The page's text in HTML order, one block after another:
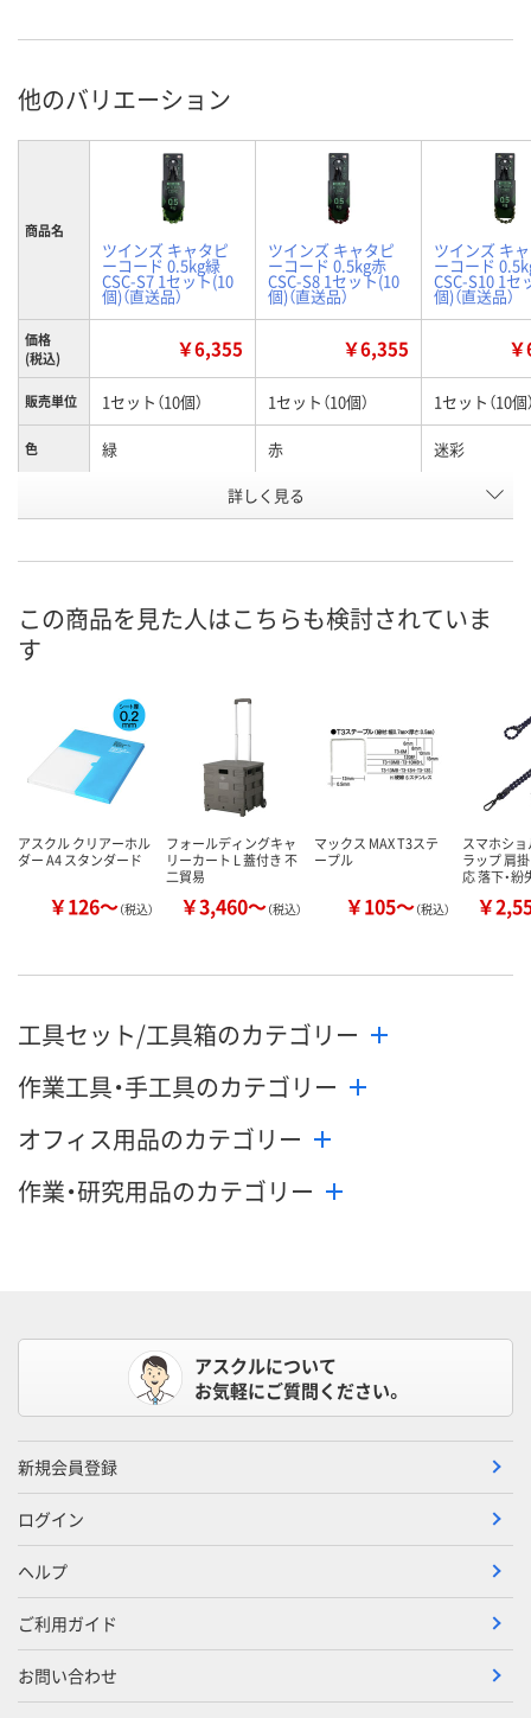
他のバリエーション
商品名
ツインズ キャタピ
ーコード 0.5kg緑
CSC-S7 1セット(10
個)（直送品）
ツインズ キャタピ
ーコード 0.5kg赤
CSC-S8 1セット(10
個)（直送品）
ツインズ キ
ーコード
CSC-S10 1セ
個)（直送品）
価格
(税込)
￥6,355 ￥6,355
販売単位 1セット（10個） 1セット（10個） 1セット（10個
色 緑 赤 迷彩
WJ39761 WJ39763
した
詳しく見る
この商品を見た人はこちらも検討されていま
す
アスクル クリアーホル
ダー A4 スタンダード
￥126～（税込）
フォールディングキャ
リーカート L 蓋付き 不
二貿易
￥3,460～（税込）
マックス MAX T3ステ
ープル
￥105～（税込）
スマホシ
ラップ 肩
応 落下・
￥
工具セット/工具箱のカテゴリー
作業工具・手工具のカテゴリー
オフィス用品のカテゴリー
作業・研究用品のカテゴリー
アスクルについて
お気軽にご質問ください。
新規会員登録
ログイン
ヘルプ
ご利用ガイド
お問い合わせ